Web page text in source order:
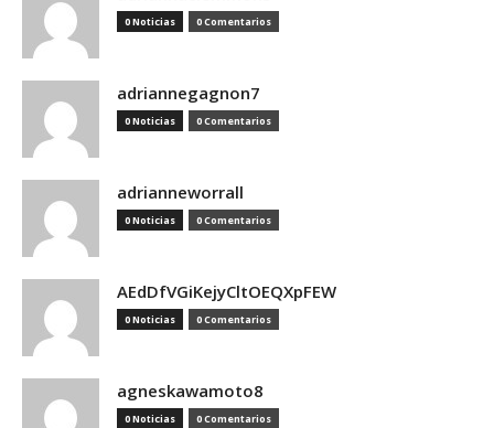
0 Noticias 0 Comentarios
adriannegagnon7
0 Noticias 0 Comentarios
adrianneworrall
0 Noticias 0 Comentarios
AEdDfVGiKejyCltOEQXpFEW
0 Noticias 0 Comentarios
agneskawamoto8
0 Noticias 0 Comentarios